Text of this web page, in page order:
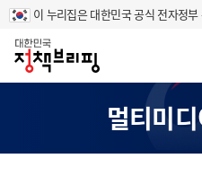
이 누리집은 대한민국 공식 전자정
홈
멀티미